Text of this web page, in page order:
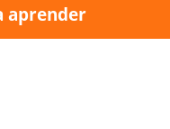
aprender